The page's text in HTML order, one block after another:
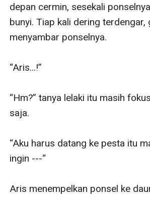
depan cermin, sesekali
bunyi. Tiap kali dering terdengar,
menyambar ponselnya.
“Aris...!”
“Hm?” tanya lelaki itu masih
saja.
“Aku harus datang ke pesta itu
ingin ---“
Aris menempelkan ponsel ke